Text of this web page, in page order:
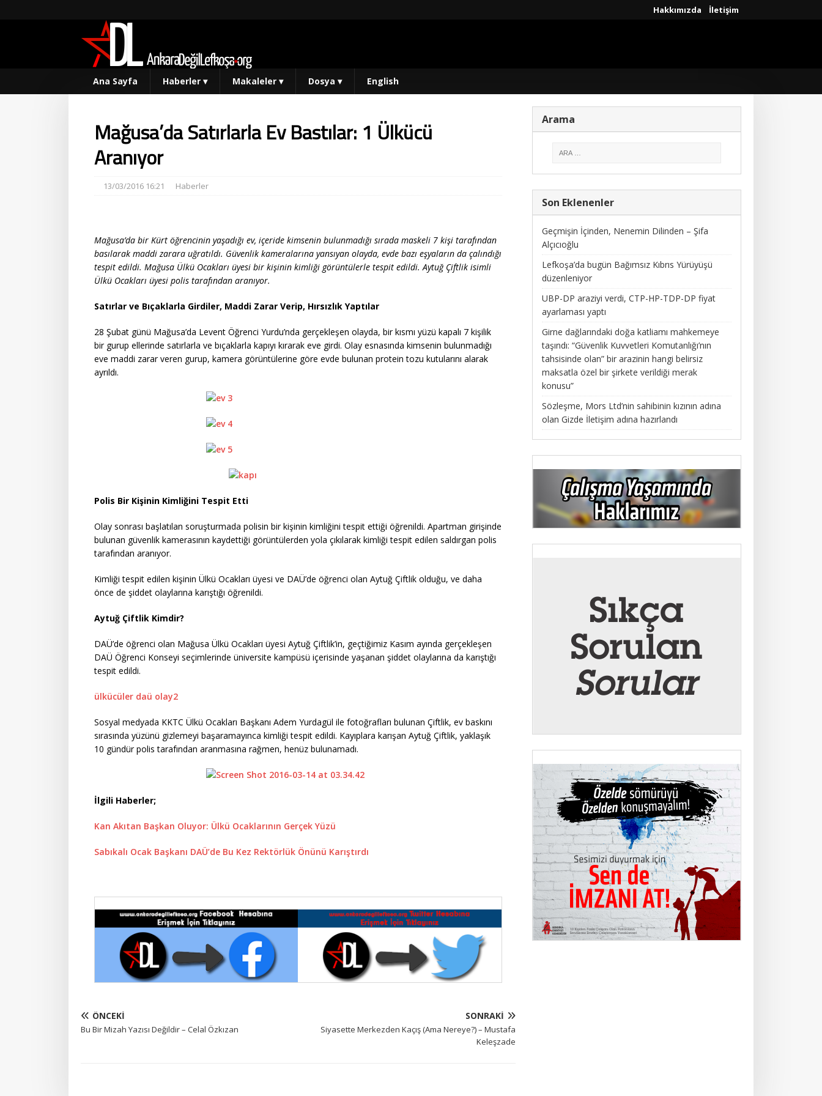
Hakkımızda İletişim
Ana Sayfa Haberler ▾ Makaleler ▾ Dosya ▾ English
Mağusa’da Satırlarla Ev Bastılar: 1 Ülkücü
Aranıyor
13/03/2016 16:21 Haberler
Mağusa’da bir Kürt öğrencinin yaşadığı ev, içeride kimsenin bulunmadığı sırada maskeli 7 kişi tarafından
basılarak maddi zarara uğratıldı. Güvenlik kameralarına yansıyan olayda, evde bazı eşyaların da çalındığı
tespit edildi. Mağusa Ülkü Ocakları üyesi bir kişinin kimliği görüntülerle tespit edildi. Aytuğ Çiftlik isimli
Ülkü Ocakları üyesi polis tarafından aranıyor.
Satırlar ve Bıçaklarla Girdiler, Maddi Zarar Verip, Hırsızlık Yaptılar
28 Şubat günü Mağusa’da Levent Öğrenci Yurdu’nda gerçekleşen olayda, bir kısmı yüzü kapalı 7 kişilik
bir gurup ellerinde satırlarla ve bıçaklarla kapıyı kırarak eve girdi. Olay esnasında kimsenin bulunmadığı
eve maddi zarar veren gurup, kamera görüntülerine göre evde bulunan protein tozu kutularını alarak
ayrıldı.
Polis Bir Kişinin Kimliğini Tespit Etti
Olay sonrası başlatılan soruşturmada polisin bir kişinin kimliğini tespit ettiği öğrenildi. Apartman girişinde
bulunan güvenlik kamerasının kaydettiği görüntülerden yola çıkılarak kimliği tespit edilen saldırgan polis
tarafından aranıyor.
Kimliği tespit edilen kişinin Ülkü Ocakları üyesi ve DAÜ’de öğrenci olan Aytuğ Çiftlik olduğu, ve daha
önce de şiddet olaylarına karıştığı öğrenildi.
Aytuğ Çiftlik Kimdir?
DAÜ’de öğrenci olan Mağusa Ülkü Ocakları üyesi Aytuğ Çiftlik’in, geçtiğimiz Kasım ayında gerçekleşen
DAÜ Öğrenci Konseyi seçimlerinde üniversite kampüsü içerisinde yaşanan şiddet olaylarına da karıştığı
tespit edildi.
ülkücüler daü olay2
Sosyal medyada KKTC Ülkü Ocakları Başkanı Adem Yurdagül ile fotoğrafları bulunan Çiftlik, ev baskını
sırasında yüzünü gizlemeyi başaramayınca kimliği tespit edildi. Kayıplara karışan Aytuğ Çiftlik, yaklaşık
10 gündür polis tarafından aranmasına rağmen, henüz bulunamadı.
İlgili Haberler;
Kan Akıtan Başkan Oluyor: Ülkü Ocaklarının Gerçek Yüzü
Sabıkalı Ocak Başkanı DAÜ’de Bu Kez Rektörlük Önünü Karıştırdı
ÖNCEKI
Bu Bir Mizah Yazısı Değildir – Celal Özkızan
SONRAKI
Siyasette Merkezden Kaçış (Ama Nereye?) – Mustafa
Keleşzade
Arama
Son Eklenenler
Geçmişin İçinden, Nenemin Dilinden – Şifa
Alçıcıoğlu
Lefkoşa’da bugün Bağımsız Kıbrıs Yürüyüşü
düzenleniyor
UBP-DP araziyi verdi, CTP-HP-TDP-DP fiyat
ayarlaması yaptı
Girne dağlarındaki doğa katliamı mahkemeye
taşındı: “Güvenlik Kuvvetleri Komutanlığı’nın
tahsisinde olan” bir arazinin hangi belirsiz
maksatla özel bir şirkete verildiği merak
konusu”
Sözleşme, Mors Ltd’nin sahibinin kızının adına
olan Gizde İletişim adına hazırlandı